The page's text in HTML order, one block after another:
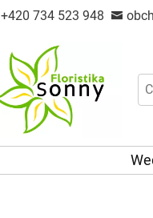
+420 734 523 948